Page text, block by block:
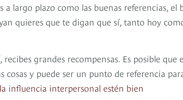
largo plazo como las buenas referencias, el
quieres que te digan que sí, tanto hoy
grandes recompensas. Es posible que
y puede ser un punto de referencia
influencia interpersonal estén bien